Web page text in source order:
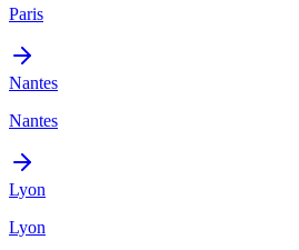
Paris
Nantes
Nantes
Lyon
Lyon